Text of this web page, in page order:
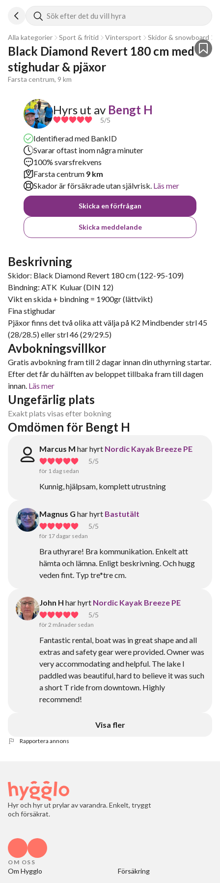
Sök efter det du vill hyra
Alla kategorier Sport & fritid Vintersport Skidor & snowboard
Black Diamond Revert 180 cm med
stighudar & pjäxor
Farsta centrum, 9 km
Hyrs ut av Bengt H
5/5
Identifierad med BankID
Svarar oftast inom några minuter
100% svarsfrekvens
Farsta centrum 9 km
Skador är försäkrade utan självrisk. Läs mer
Skicka en förfrågan
Skicka meddelande
Beskrivning
Skidor: Black Diamond Revert 180 cm (122-95-109)
Bindning: ATK Kuluar (DIN 12)
Vikt en skida + bindning = 1900gr (lättvikt)
Fina stighudar
Pjäxor finns det två olika att välja på K2 Mindbender strl 45
(28/28.5) eller strl 46 (29/29.5)
Avbokningsvillkor
Gratis avbokning fram till 2 dagar innan din uthyrning startar.
Efter det får du hälften av beloppet tillbaka fram till dagen
innan. Läs mer
Ungefärlig plats
Exakt plats visas efter bokning
Omdömen för Bengt H
Marcus M har hyrt Nordic Kayak Breeze PE
5/5
för 1 dag sedan
Kunnig, hjälpsam, komplett utrustning
Magnus G har hyrt Bastutält
5/5
för 17 dagar sedan
Bra uthyrare! Bra kommunikation. Enkelt att
hämta och lämna. Enligt beskrivning. Och hugg
veden fint. Typ tre*tre cm.
John H har hyrt Nordic Kayak Breeze PE
5/5
för 2 månader sedan
Fantastic rental, boat was in great shape and all
extras and safety gear were provided. Owner was
very accommodating and helpful. The lake I
paddled was beautiful, hard to believe it was such
a short T ride from downtown. Highly
recommend!
Visa fler
Rapportera annons
Hyr och hyr ut prylar av varandra. Enkelt, tryggt
och försäkrat.
OM OSS
Om Hygglo
Försäkring